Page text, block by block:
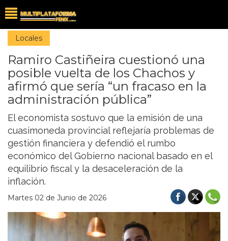
Locales
Ramiro Castiñeira cuestionó una
posible vuelta de los Chachos y
afirmó que sería “un fracaso en la
administración pública”
El economista sostuvo que la emisión de una
cuasimoneda provincial reflejaría problemas de
gestión financiera y defendió el rumbo
económico del Gobierno nacional basado en el
equilibrio fiscal y la desaceleración de la
inflación.
Martes 02 de Junio de 2026